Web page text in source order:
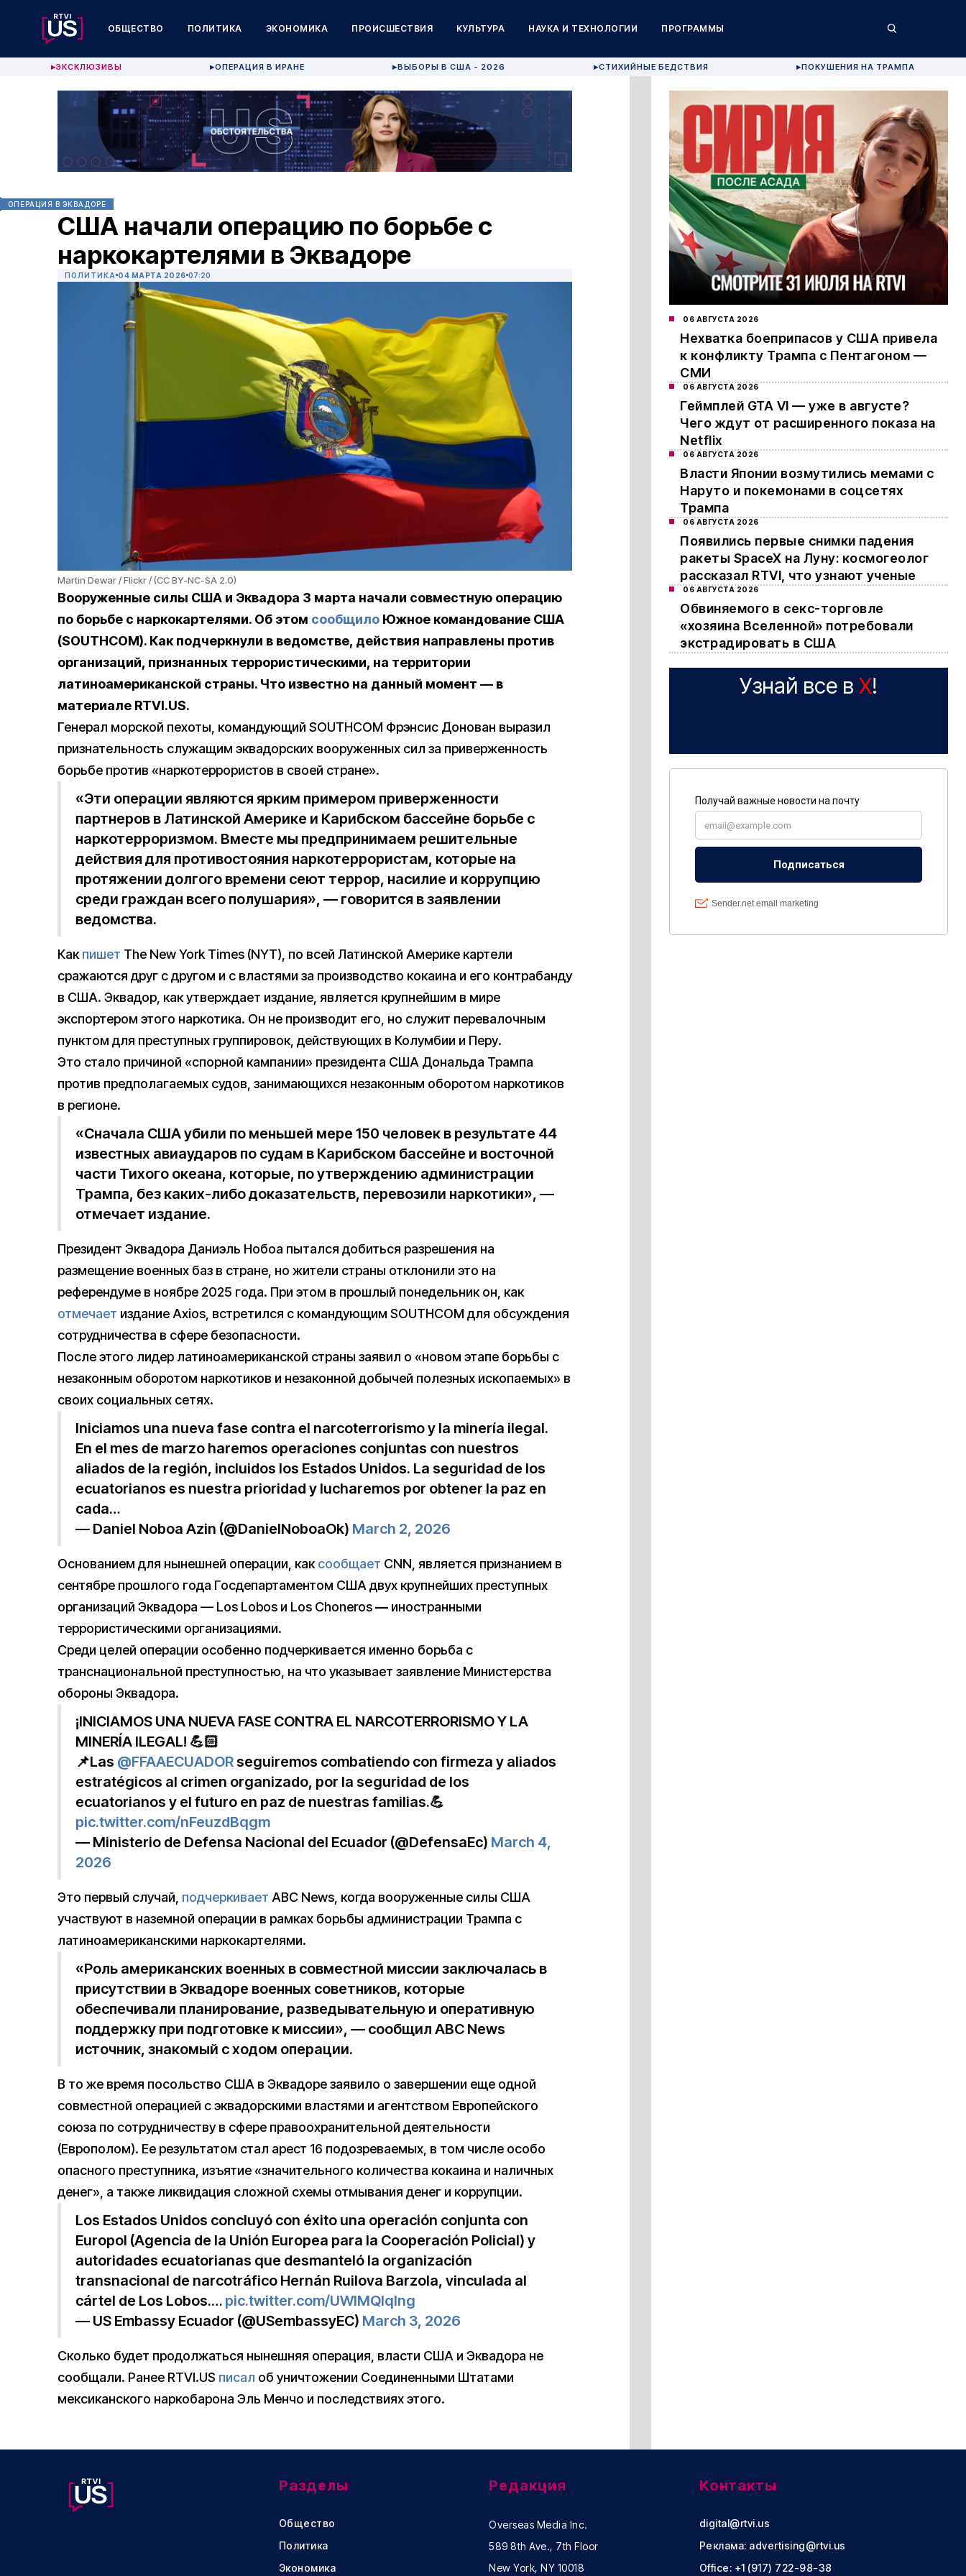
ОБЩЕСТВО ПОЛИТИКА ЭКОНОМИКА ПРОИСШЕСТВИЯ КУЛЬТУРА НАУКА И ТЕХНОЛОГИИ ПРОГРАММЫ
▶ЭКСКЛЮЗИВЫ ▶ОПЕРАЦИЯ В ИРАНЕ ▶ВЫБОРЫ В США - 2026 ▶СТИХИЙНЫЕ БЕДСТВИЯ ▶ПОКУШЕНИЯ НА ТРАМПА
ОПЕРАЦИЯ В ЭКВАДОРЕ
США начали операцию по борьбе с
наркокартелями в Эквадоре
ПОЛИТИКА 04 МАРТА 2026 07:20
Martin Dewar / Flickr / (CC BY-NC-SA 2.0)
Вооруженные силы США и Эквадора 3 марта начали совместную операцию
по борьбе с наркокартелями. Об этом сообщило Южное командование США
(SOUTHCOM). Как подчеркнули в ведомстве, действия направлены против
организаций, признанных террористическими, на территории
латиноамериканской страны. Что известно на данный момент — в
материале RTVI.US.
Генерал морской пехоты, командующий SOUTHCOM Фрэнсис Донован выразил
признательность служащим эквадорских вооруженных сил за приверженность
борьбе против «наркотеррористов в своей стране».
«Эти операции являются ярким примером приверженности
партнеров в Латинской Америке и Карибском бассейне борьбе с
наркотерроризмом. Вместе мы предпринимаем решительные
действия для противостояния наркотеррористам, которые на
протяжении долгого времени сеют террор, насилие и коррупцию
среди граждан всего полушария», — говорится в заявлении
ведомства.
Какпишет The New York Times (NYT), по всей Латинской Америке картели
сражаются друг с другом и с властями за производство кокаина и его контрабанду
в США. Эквадор, как утверждает издание, является крупнейшим в мире
экспортером этого наркотика. Он не производит его, но служит перевалочным
пунктом для преступных группировок, действующих в Колумбии и Перу.
Это стало причиной «спорной кампании» президента США Дональда Трампа
против предполагаемых судов, занимающихся незаконным оборотом наркотиков
в регионе.
«Сначала США убили по меньшей мере 150 человек в результате 44
известных авиаударов по судам в Карибском бассейне и восточной
части Тихого океана, которые, по утверждению администрации
Трампа, без каких-либо доказательств, перевозили наркотики», —
отмечает издание.
Президент Эквадора Даниэль Нобоа пытался добиться разрешения на
размещение военных баз в стране, но жители страны отклонили это на
референдуме в ноябре 2025 года. При этом в прошлый понедельник он, как
отмечает издание Axios, встретился с командующим SOUTHCOM для обсуждения
сотрудничества в сфере безопасности.
После этого лидер латиноамериканской страны заявил о «новом этапе борьбы с
незаконным оборотом наркотиков и незаконной добычей полезных ископаемых» в
своих социальных сетях.
Iniciamos una nueva fase contra el narcoterrorismo y la minería ilegal.
En el mes de marzo haremos operaciones conjuntas con nuestros
aliados de la región, incluidos los Estados Unidos. La seguridad de los
ecuatorianos es nuestra prioridad y lucharemos por obtener la paz en
cada…
— Daniel Noboa Azin (@DanielNoboaOk) March 2, 2026
Основанием для нынешней операции, каксообщает CNN, является признанием в
сентябре прошлого года Госдепартаментом США двух крупнейших преступных
организаций Эквадора — Los Lobos и Los Choneros— иностранными
террористическими организациями.
Среди целей операции особенно подчеркивается именно борьба с
транснациональной преступностью, на что указывает заявление Министерства
обороны Эквадора.
¡INICIAMOS UNA NUEVA FASE CONTRA EL NARCOTERRORISMO Y LA
MINERÍA ILEGAL! 💪🏻
📌Las @FFAAECUADOR seguiremos combatiendo con firmeza y aliados
estratégicos al crimen organizado, por la seguridad de los
ecuatorianos y el futuro en paz de nuestras familias.💪
pic.twitter.com/nFeuzdBqgm
— Ministerio de Defensa Nacional del Ecuador (@DefensaEc) March 4,
2026
Это первый случай, подчеркивает ABC News, когда вооруженные силы США
участвуют в наземной операции в рамках борьбы администрации Трампа с
латиноамериканскими наркокартелями.
«Роль американских военных в совместной миссии заключалась в
присутствии в Эквадоре военных советников, которые
обеспечивали планирование, разведывательную и оперативную
поддержку при подготовке к миссии», — сообщил ABC News
источник, знакомый с ходом операции.
В то же время посольство США в Эквадоре заявило о завершении еще одной
совместной операцией с эквадорскими властями и агентством Европейского
союза по сотрудничеству в сфере правоохранительной деятельности
(Европолом). Ее результатом стал арест 16 подозреваемых, в том числе особо
опасного преступника, изъятие «значительного количества кокаина и наличных
денег», а также ликвидация сложной схемы отмывания денег и коррупции.
Los Estados Unidos concluyó con éxito una operación conjunta con
Europol (Agencia de la Unión Europea para la Cooperación Policial) y
autoridades ecuatorianas que desmanteló la organización
transnacional de narcotráfico Hernán Ruilova Barzola, vinculada al
cártel de Los Lobos.… pic.twitter.com/UWlMQlqlng
— US Embassy Ecuador (@USembassyEC) March 3, 2026
Сколько будет продолжаться нынешняя операция, власти США и Эквадора не
сообщали. Ранее RTVI.US писал об уничтожении Соединенными Штатами
мексиканского наркобарона Эль Менчо и последствиях этого.
06 АВГУСТА 2026
Нехватка боеприпасов у США привела
к конфликту Трампа с Пентагоном —
СМИ
06 АВГУСТА 2026
Геймплей GTA VI — уже в августе?
Чего ждут от расширенного показа на
Netflix
06 АВГУСТА 2026
Власти Японии возмутились мемами с
Наруто и покемонами в соцсетях
Трампа
06 АВГУСТА 2026
Появились первые снимки падения
ракеты SpaceX на Луну: космогеолог
рассказал RTVI, что узнают ученые
06 АВГУСТА 2026
Обвиняемого в секс-торговле
«хозяина Вселенной» потребовали
экстрадировать в США
Узнай все в X!
Разделы
Общество
Политика
Экономика
Редакция
Overseas Media Inc.
589 8th Ave., 7th Floor
New York, NY 10018
Контакты
digital@rtvi.us
Реклама: advertising@rtvi.us
Office: +1 (917) 722-98-38